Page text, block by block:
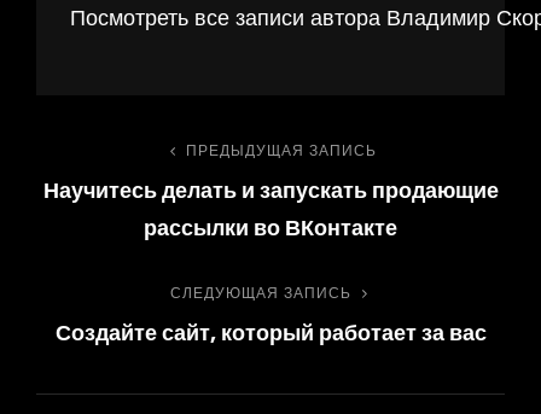
Посмотреть все записи автора Владимир
Навигация
по
записям
Предыдущая
запись
ПРЕДЫДУЩАЯ ЗАПИСЬ
Научитесь делать и запускать продающие
рассылки во ВКонтакте
Следующая
запись
СЛЕДУЮЩАЯ ЗАПИСЬ
Создайте сайт, который работает за вас